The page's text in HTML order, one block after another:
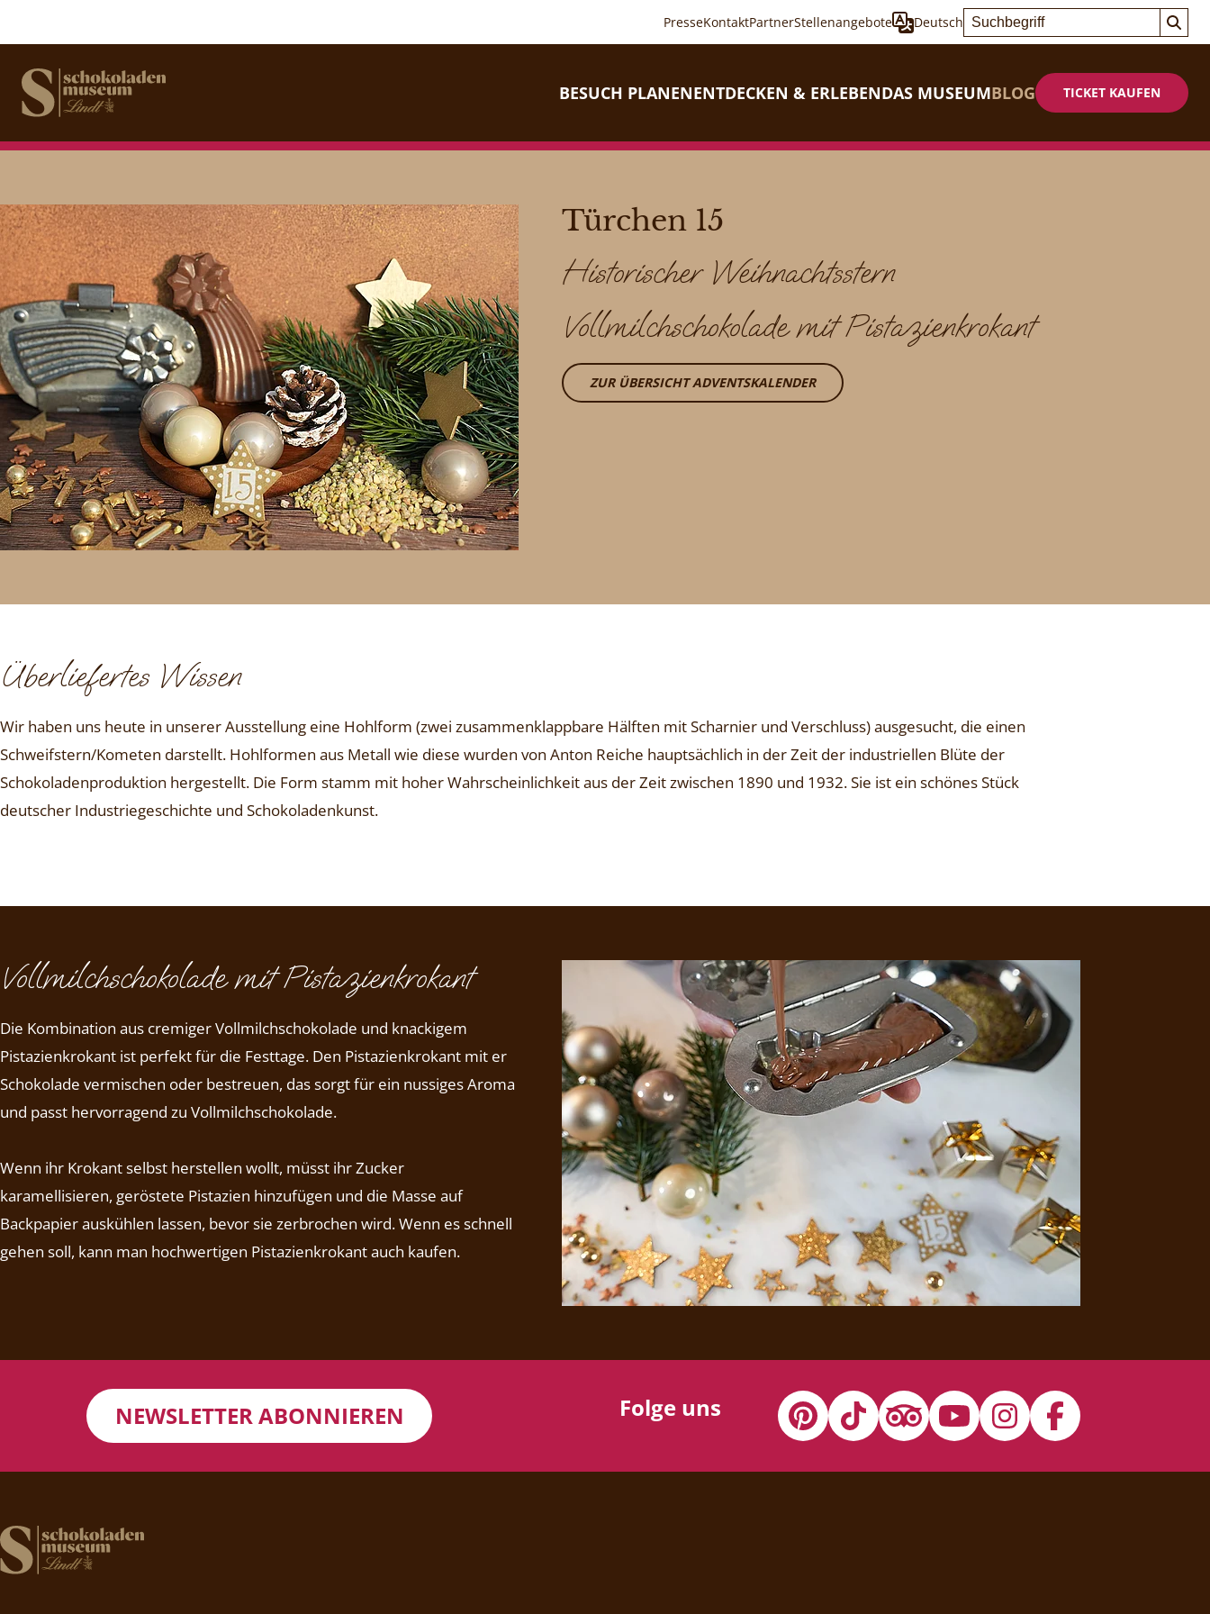
PresseKontaktPartnerStellenangebote Deutsch
BESUCH PLANENENTDECKEN & ERLEBENDAS MUSEUMBLOG TICKET KAUFEN
Türchen 15
Historischer Weihnachtsstern
Vollmilchschokolade mit Pistazienkrokant
ZUR ÜBERSICHT ADVENTSKALENDER
Überliefertes Wissen
Wir haben uns heute in unserer Ausstellung eine Hohlform (zwei zusammenklappbare Hälften mit Scharnier und Verschluss) ausgesucht, die einen
Schweifstern/Kometen darstellt. Hohlformen aus Metall wie diese wurden von Anton Reiche hauptsächlich in der Zeit der industriellen Blüte der
Schokoladenproduktion hergestellt. Die Form stamm mit hoher Wahrscheinlichkeit aus der Zeit zwischen 1890 und 1932. Sie ist ein schönes Stück
deutscher Industriegeschichte und Schokoladenkunst.
Vollmilchschokolade mit Pistazienkrokant
Die Kombination aus cremiger Vollmilchschokolade und knackigem
Pistazienkrokant ist perfekt für die Festtage. Den Pistazienkrokant mit er
Schokolade vermischen oder bestreuen, das sorgt für ein nussiges Aroma
und passt hervorragend zu Vollmilchschokolade.
Wenn ihr Krokant selbst herstellen wollt, müsst ihr Zucker
karamellisieren, geröstete Pistazien hinzufügen und die Masse auf
Backpapier auskühlen lassen, bevor sie zerbrochen wird. Wenn es schnell
gehen soll, kann man hochwertigen Pistazienkrokant auch kaufen.
NEWSLETTER ABONNIEREN Folge uns